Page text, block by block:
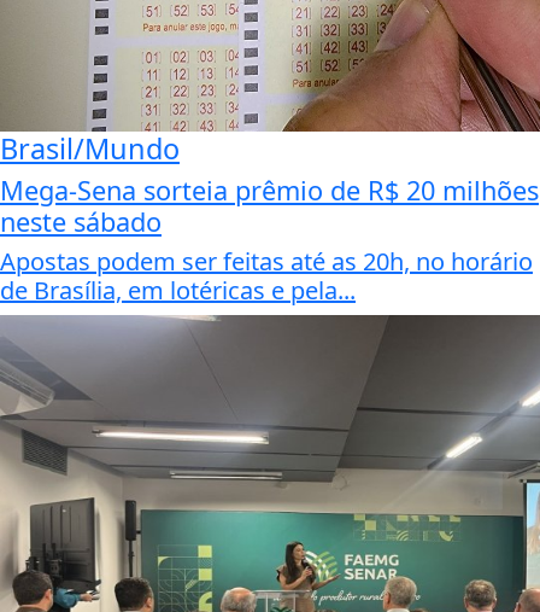
Brasil/Mundo
Mega-Sena sorteia prêmio de R$ 20 milhões
neste sábado
Apostas podem ser feitas até as 20h, no horário
de Brasília, em lotéricas e pela...